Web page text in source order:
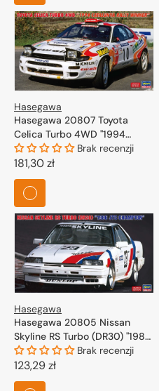
Hasegawa
Hasegawa 20807 Toyota
Celica Turbo 4WD "1994
Catalunya Rally Winner" 1/24
Brak recenzji
Cena
regularna
181,30 zł
Hasegawa
Hasegawa 20805 Nissan
Skyline RS Turbo (DR30) "1986
JTC Champion" 1/24Brak recenzji
Cena
regularna
123,29 zł